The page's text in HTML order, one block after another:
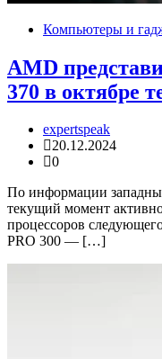
Компьютеры и
AMD
370 в октябре
expertspeak
20.12.2024
0
По информации
текущий момент
процессоров
PRO 300 — […]